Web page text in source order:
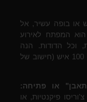
או בופה עשיר, אל
המפתח לאירוע
וכל הדודות. הנה
החלוקה המומלצת לאירוע ממוצע של 100 איש (חישוב של
פיקנטיות, או